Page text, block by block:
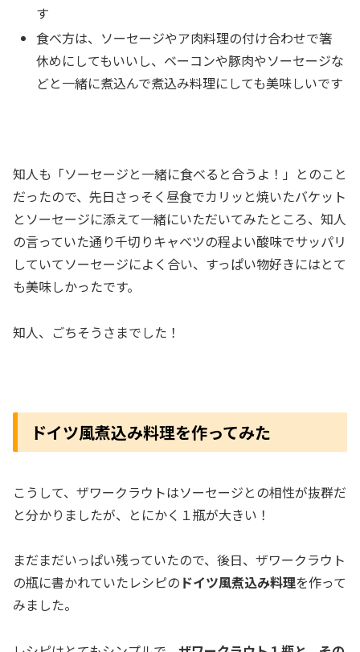
す
食べ方は、ソーセージやア肉料理の付け合わせで箸
休めにしてもいいし、ベーコンや豚肉やソーセージな
どと一緒に煮込んで煮込み料理にしても美味しいです
知人も「ソーセージと一緒に食べると合うよ！」とのこと
だったので、先日さっそく昼食でカリッと焼いたバケット
とソーセージに添えて一緒にいただいてみたところ、知人
の言っていた通り千切りキャベツの程よい酸味でサッパリ
していてソーセージによく合い、すっぱい物好きにはとて
も美味しかったです。
知人、ごちそうさまでした！
ドイツ風煮込み料理を作ってみた
こうして、ザワークラウトはソーセージとの相性が抜群だ
と分かりましたが、とにかく１瓶が大きい！
まだまだいっぱい残っていたので、後日、ザワークラウト
の瓶に書かれていたレシピの ドイツ風煮込み料理を作って
みました。